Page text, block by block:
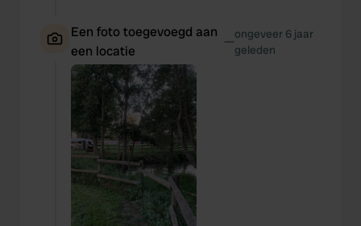
Een foto toegevoegd aan
een locatie
—ongeveer 6 jaar
geleden